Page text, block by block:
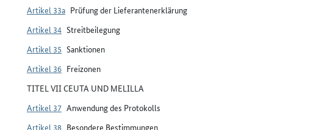
Artikel 33a Prüfung der Lieferantenerklärung
Artikel 34 Streitbeilegung
Artikel 35 Sanktionen
Artikel 36 Freizonen
TITEL VII CEUTA UND MELILLA
Artikel 37 Anwendung des Protokolls
Artikel 38 Besondere Bestimmungen